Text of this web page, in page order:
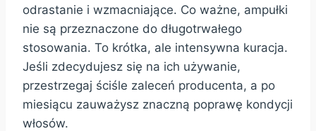
odrastanie i wzmacniające. Co ważne, ampułki
nie są przeznaczone do długotrwałego
stosowania. To krótka, ale intensywna kuracja.
Jeśli zdecydujesz się na ich używanie,
przestrzegaj ściśle zaleceń producenta, a po
miesiącu zauważysz znaczną poprawę kondycji
włosów.